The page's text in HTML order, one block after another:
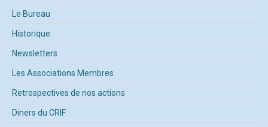
Le Bureau
Historique
Newsletters
Les Associations Membres
Retrospectives de nos actions
Diners du CRIF